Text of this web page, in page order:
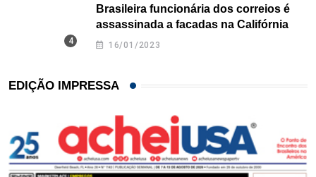
Brasileira funcionária dos correios é
assassinada a facadas na Califórnia
16/01/2023
EDIÇÃO IMPRESSA